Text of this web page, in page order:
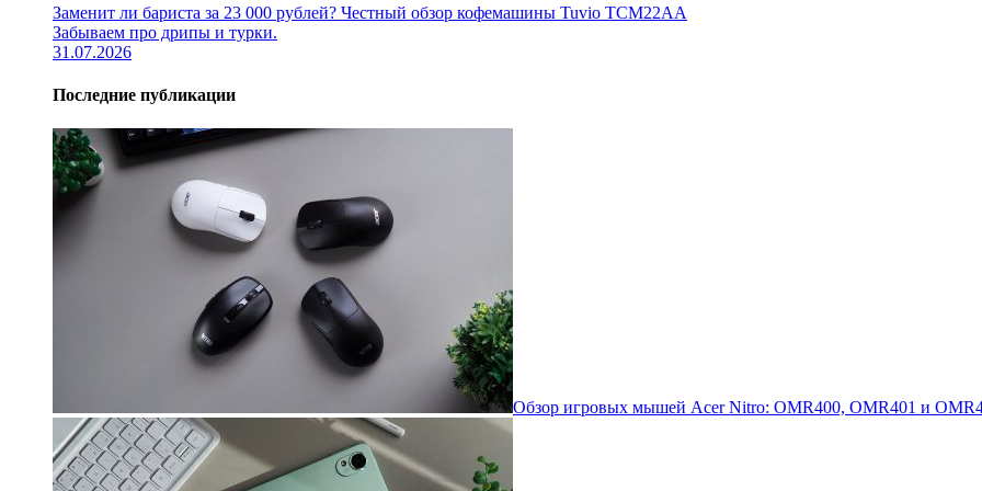
Заменит ли бариста за 23 000 рублей? Честный обзор кофемашины Tuvio TCM22AA
Забываем про дрипы и турки.
31.07.2026
Последние публикации
Обзор игровых мышей Acer Nitro: OMR400, OMR401 и